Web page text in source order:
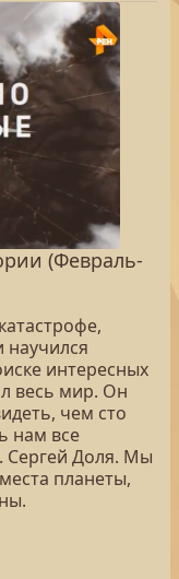
(Февраль-
научился
интересных
весь мир. Он
чем сто
нам все
Сергей Доля. Мы
планеты,